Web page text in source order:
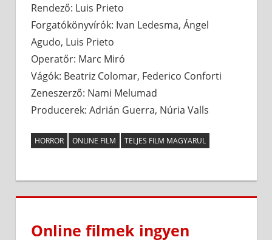
Rendező: Luis Prieto
Forgatókönyvírók: Ivan Ledesma, Ángel
Agudo, Luis Prieto
Operatőr: Marc Miró
Vágók: Beatriz Colomar, Federico Conforti
Zeneszerző: Nami Melumad
Producerek: Adrián Guerra, Núria Valls
HORROR ONLINE FILM TELJES FILM MAGYARUL
Online filmek ingyen